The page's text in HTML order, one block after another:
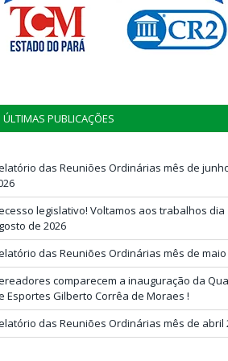
ÚLTIMAS PUBLICAÇÕES
das Reuniões Ordinárias mês de
legislativo! Voltamos aos trabalhos dia
de 2026
das Reuniões Ordinárias mês de maio
comparecem a inauguração da
Esportes Gilberto Corrêa de Moraes !
das Reuniões Ordinárias mês de abril